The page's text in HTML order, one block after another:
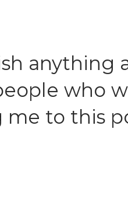
anything
who
to this